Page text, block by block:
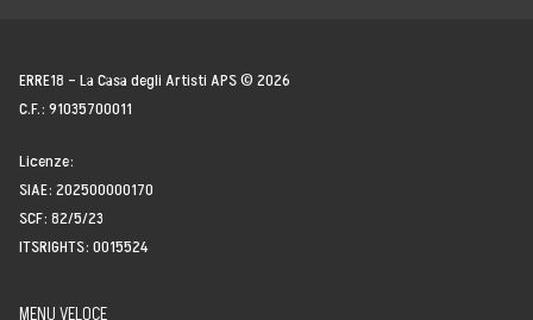
Blogger
La Nostra Rete
Attività
ERRE18 – La Casa degli Artisti APS © 2026
C.F.: 91035700011
Licenze:
SIAE: 202500000170
SCF: 82/5/23
ITSRIGHTS: 0015524
MENU VELOCE